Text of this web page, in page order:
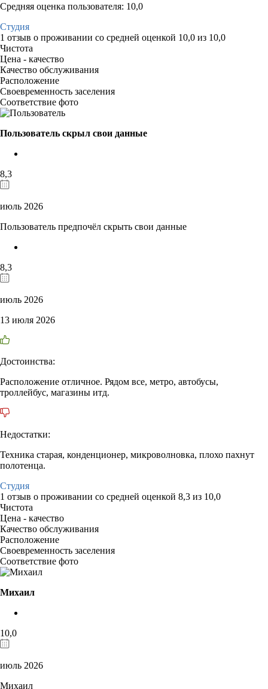
Средняя оценка пользователя: 10,0
Студия
1 отзыв о проживании со средней оценкой 10,0 из 10,0
Чистота
Цена - качество
Качество обслуживания
Расположение
Своевременность заселения
Соответствие фото
Пользователь скрыл свои данные
8,3
июль 2026
Пользователь предпочёл скрыть свои данные
8,3
июль 2026
13 июля 2026
Достоинства:
Расположение отличное. Рядом все, метро, автобусы,
троллейбус, магазины итд.
Недостатки:
Техника старая, конденционер, микроволновка, плохо пахнут
полотенца.
Студия
1 отзыв о проживании со средней оценкой 8,3 из 10,0
Чистота
Цена - качество
Качество обслуживания
Расположение
Своевременность заселения
Соответствие фото
Михаил
10,0
июль 2026
Михаил